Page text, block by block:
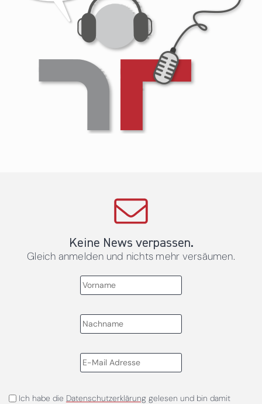
Keine News verpassen.
Gleich anmelden und nichts mehr versäumen.
Ich habe die Datenschutzerklärunggelesen und bin damit